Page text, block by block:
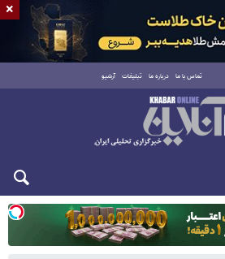
تماس با ما درباره ما تبلیغات آرشیو
×